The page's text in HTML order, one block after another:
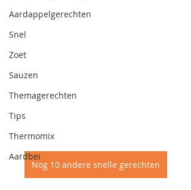
Aardappelgerechten
Snel
Zoet
Sauzen
Themagerechten
Tips
Thermomix
Aardbei
Nog 10 andere snelle gerechten